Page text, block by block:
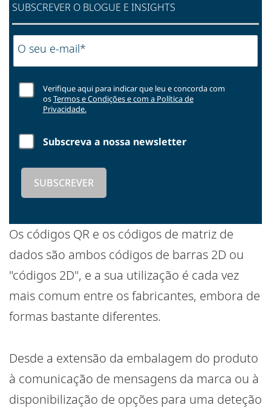
Os códigos QR e os códigos de matriz de
dados são ambos códigos de barras 2D ou
"códigos 2D", e a sua utilização é cada vez
mais comum entre os fabricantes, embora de
formas bastante diferentes.
Desde a extensão da embalagem do produto
à comunicação de mensagens da marca ou à
disponibilização de opções para uma deteção
SUBSCREVER O BLOGUE E INSIGHTS
O seu e-mail*
Verifique aqui para indicar que leu e concorda com
osTermos e Condições e com a Política de
Privacidade.
Subscreva a nossa newsletter